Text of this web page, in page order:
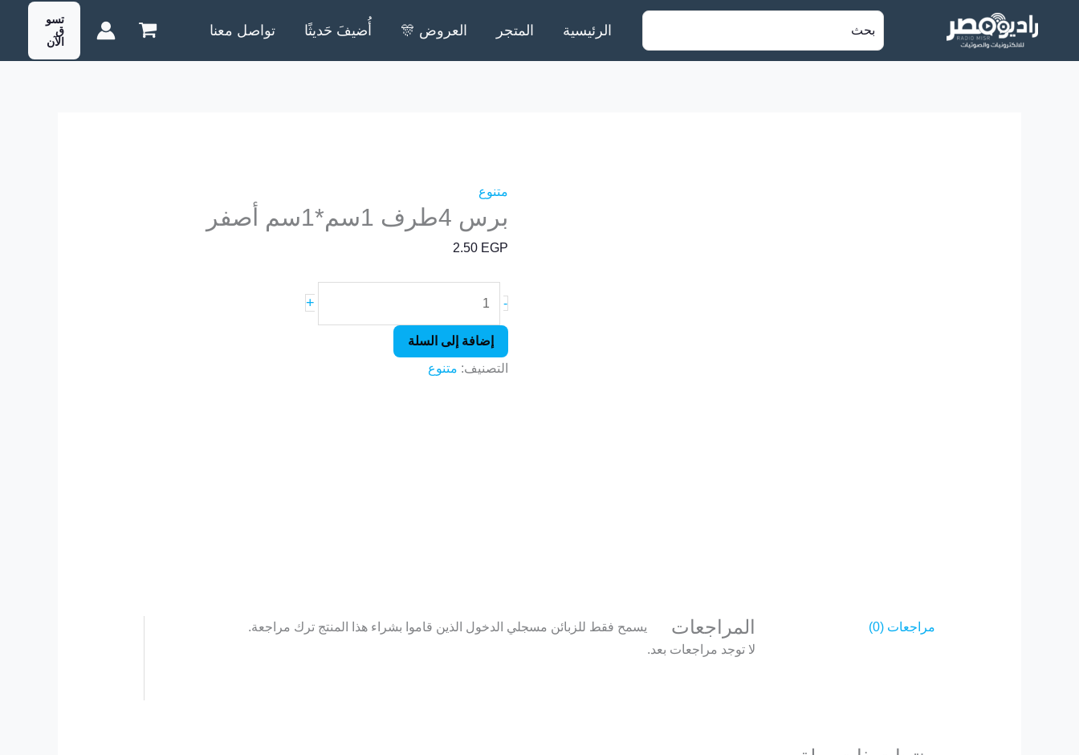
البحث
عن:
الرئيسية المتجر العروض 🎊 أُضيفَ حَديثًا تواصل معنا
تسو
ق
الآن
متنوع
برس 4طرف 1سم*1سم أصفر
2.50 EGP
-
+
إضافة إلى السلة
التصنيف: متنوع
مراجعات (0) المراجعات
لا توجد مراجعات بعد.
يسمح فقط للزبائن مسجلي الدخول الذين قاموا بشراء هذا المنتج ترك مراجعة.